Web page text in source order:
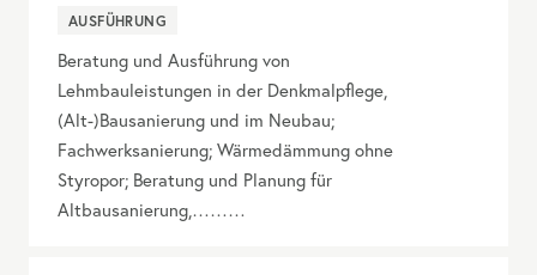
AUSFÜHRUNG
Beratung und Ausführung von
Lehmbauleistungen in der Denkmalpflege,
(Alt-)Bausanierung und im Neubau;
Fachwerksanierung; Wärmedämmung ohne
Styropor; Beratung und Planung für
Altbausanierung,………